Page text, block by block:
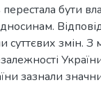
перестала бути
суттєвих змін. З
зазнали